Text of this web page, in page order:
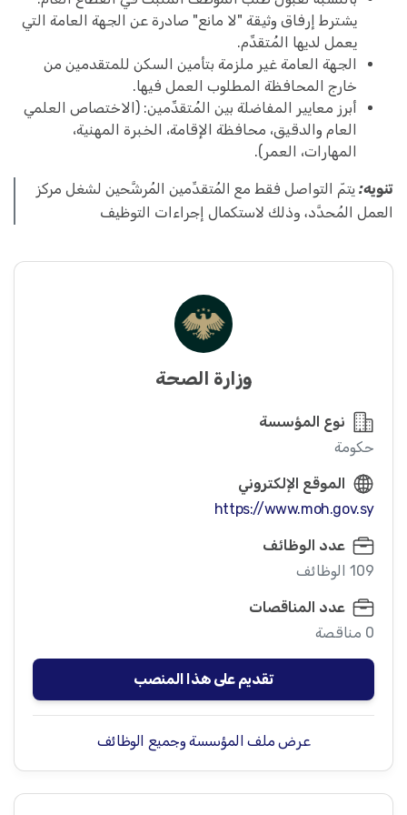
يشترط إرفاق وثيقة "لا مانع" صادرة عن الجهة العامة التي
يعمل لديها المُتقدِّم.
الجهة العامة غير ملزمة بتأمين السكن للمتقدمين من
خارج المحافظة المطلوب العمل فيها.
أبرز معايير المفاضلة بين المُتقدِّمين: (الاختصاص العلمي
العام والدقيق، محافظة الإقامة، الخبرة المهنية،
المهارات، العمر).
تنويه: يتمّ التواصل فقط مع المُتقدِّمين المُرشَّحين لشغل مركز
العمل المُحدَّد، وذلك لاستكمال إجراءات التوظيف
وزارة الصحة
نوع المؤسسة
حكومة
الموقع الإلكتروني
https://www.moh.gov.sy
عدد الوظائف
109 الوظائف
عدد المناقصات
0 مناقصة
تقديم على هذا المنصب
عرض ملف المؤسسة وجميع الوظائف